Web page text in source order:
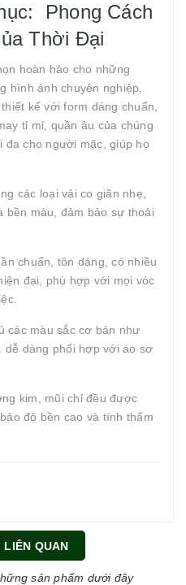
Phong Cách
Thời Đại
hoàn hảo cho những
hình ảnh chuyên nghiệp,
kế với form dáng chuẩn,
tỉ mỉ, quần âu của chúng
đa cho người mặc, giúp họ
các loại vải co giãn nhẹ,
bền màu, đảm bảo sự thoải
chuẩn, tôn dáng, có nhiều
đại, phù hợp với mọi vóc
các màu sắc cơ bản như
dễ dàng phối hợp với áo sơ
kim, mũi chỉ đều được
độ bền cao và tính thẩm
LIÊN QUAN
sản phẩm dưới đây